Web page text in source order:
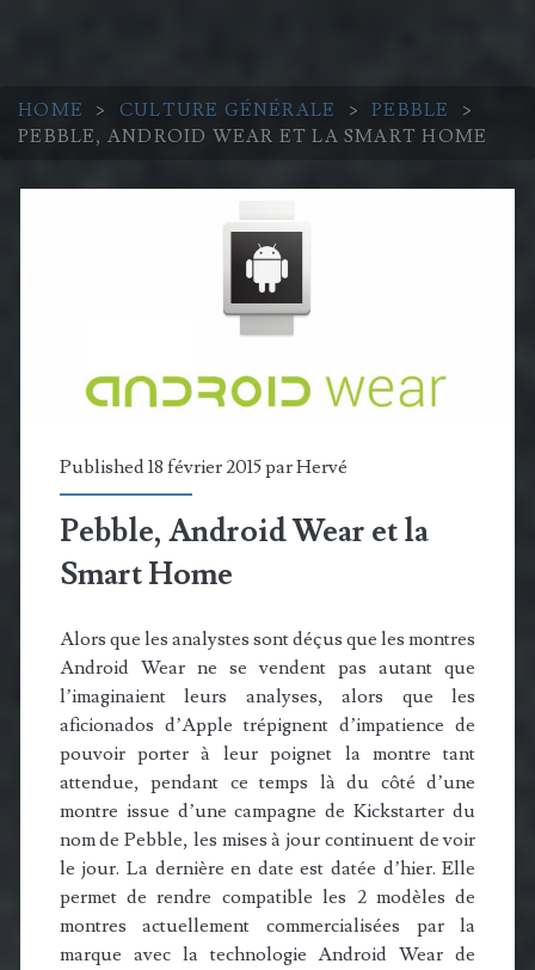
HOME > CULTURE GÉNÉRALE > PEBBLE
>
PEBBLE, ANDROID WEAR ET LA SMART HOME
Published 18 février 2015 parHervé
Pebble, Android Wear et la
Smart Home
Alors que les analystes sont déçus que les montres
Android Wear ne se vendent pas autant que
l’imaginaient leurs analyses, alors que les
aficionados d’Apple trépignent d’impatience de
pouvoir porter à leur poignet la montre tant
attendue, pendant ce temps là du côté d’une
montre issue d’une campagne de Kickstarter du
nom de Pebble, les mises à jour continuent de voir
le jour. La dernière en date est datée d’hier. Elle
permet de rendre compatible les 2 modèles de
montres actuellement commercialisées par la
marque avec la technologie Android Wear de